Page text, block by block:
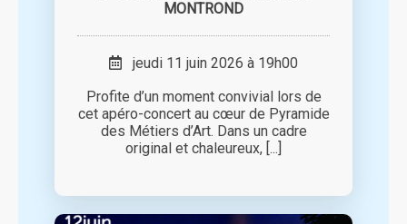
MONTROND
jeudi 11 juin 2026 à 19h00
Profite d’un moment convivial lors de
cet apéro-concert au cœur de Pyramide
des Métiers d’Art. Dans un cadre
original et chaleureux, [...]